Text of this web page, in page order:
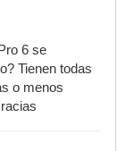
6 se
Tienen todas
o menos